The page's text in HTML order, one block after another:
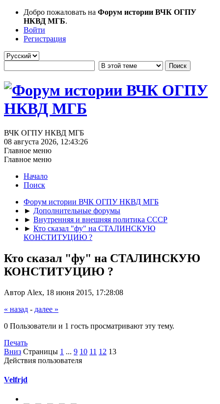
Добро пожаловать на Форум истории ВЧК ОГПУ
НКВД МГБ.
Войти
Регистрация
ВЧК ОГПУ НКВД МГБ
08 августа 2026, 12:43:26
Главное меню
Главное меню
Начало
Поиск
Форум истории ВЧК ОГПУ НКВД МГБ
► Дополнительные форумы
► Внутренняя и внешняя политика СССР
► Кто сказал "фу" на СТАЛИНСКУЮ
КОНСТИТУЦИЮ ?
Кто сказал "фу" на СТАЛИНСКУЮ
КОНСТИТУЦИЮ ?
Автор Alex, 18 июня 2015, 17:28:08
« назад - далее »
0 Пользователи и 1 гость просматривают эту тему.
Печать
Вниз Страницы 1 ... 9 10 11 12 13
Действия пользователя
Velfrjd